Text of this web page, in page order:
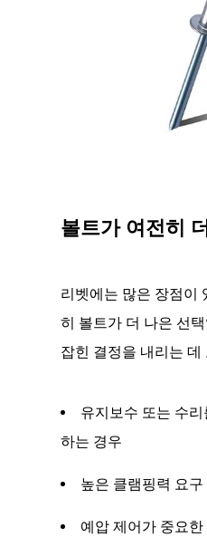
용
팁
8
결
볼
대
신
벳
볼트가 여전히
리벳에는 많은 장점이
히 볼트가 더 나은 선
잡힌 결정을 내리는 데
유지보수 또는 수
하는 경우
높은 클램핑력 요
예압 제어가 중요